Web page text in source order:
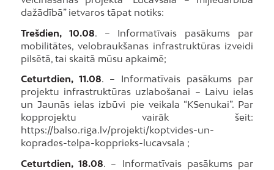
dažādībā” ietvaros tāpat notiks:
Trešdien, 10.08. – Informatīvais pasākums par
mobilitātes, velobraukšanas infrastruktūras izveidi
pilsētā, tai skaitā mūsu apkaimē;
Ceturtdien, 11.08. – Informatīvais pasākums par
projektu infrastruktūras uzlabošanai – Laivu ielas
un Jaunās ielas izbūvi pie veikala “KSenukai”. Par
kopprojektu vairāk šeit:
https://balso.riga.lv/projekti/koptvides-un-
koprades-telpa-kopprieks-lucavsala ;
Ceturtdien, 18.08. – Informatīvais pasākums par